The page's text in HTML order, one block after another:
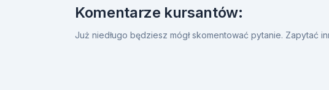
Komentarze kursantów:
Już niedługo będziesz mógł skomentować pytanie. Zapytać